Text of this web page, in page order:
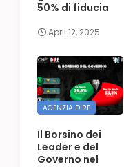
50% di fiducia
April 12, 2025
AGENZIA DIRE
Il Borsino dei
Leader e del
Governo nel